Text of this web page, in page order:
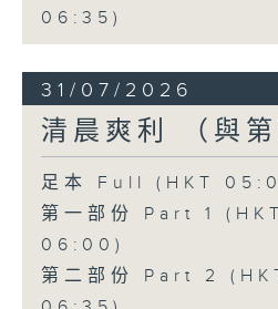
06:35)
31/07/2026
清晨爽利 （與第
足本 Full (HKT
第一部份 Part 1
06:00)
第二部份 Part 2